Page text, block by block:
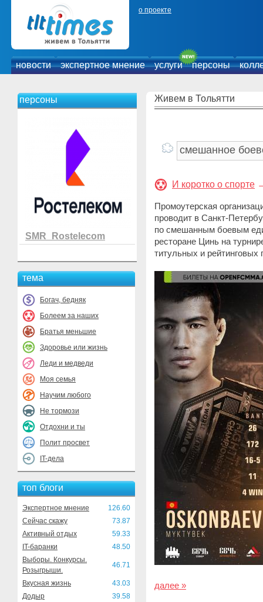
о проекте
новости экспертное мнение услуги персоны
персоны
SMR_Rostelecom
тема
Богач, бедняк
Болеем за наших
Братья меньшие
Здоровье или жизнь
Леди и медведи
Моя семья
Научим любого
Не тормози
Отдохни и ты
Полит просвет
IT-дела
топ блоги
Экспертное мнение
126.60
Сейчас скажу
73.87
Активный отдых
59.33
IT-баранки
48.50
Выборы. Конкурсы.
Розыгрыши.
46.71
Вкусная жизнь
43.03
Додыр
39.58
Живем в Тольятти
И коротко о спорте
Промоутерская
проводит в Санкт-
по смешанным боевым
ресторане Цинь на
титульных и рейтинговых
далее »